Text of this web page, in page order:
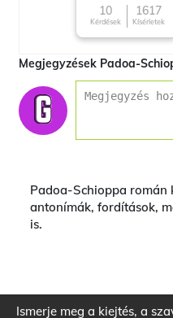
10
Kérdések
1617
Kísérletek
Megjegyzések Padoa-
Padoa-Schioppa román
antonímák, fordítások,
is.
Ismerje meg a kiejtés, a